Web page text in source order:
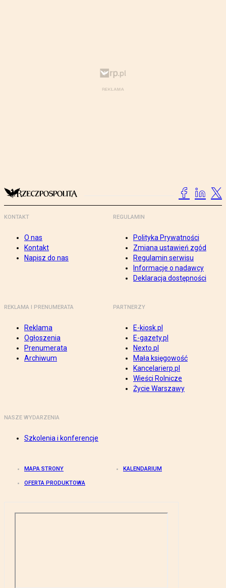
KONTAKT
O nas
Kontakt
Napisz do nas
REGULAMIN
Polityka Prywatności
Zmiana ustawień zgód
Regulamin serwisu
Informacje o nadawcy
Deklaracja dostępności
REKLAMA I PRENUMERATA
Reklama
Ogłoszenia
Prenumerata
Archiwum
PARTNERZY
E-kiosk.pl
E-gazety.pl
Nexto.pl
Mała księgowość
Kancelarierp.pl
Wieści Rolnicze
Życie Warszawy
NASZE WYDARZENIA
Szkolenia i konferencje
MAPA STRONY KALENDARIUM
OFERTA PRODUKTOWA